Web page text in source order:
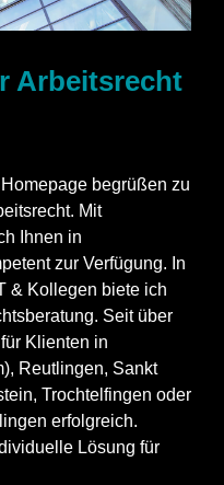
Arbeitsrecht
begrüßen zu
Mit
Ihnen in
zur Verfügung. In
& Kollegen biete ich
Seit über
Klienten in
Reutlingen, Sankt
Trochtelfingen oder
erfolgreich.
Lösung für